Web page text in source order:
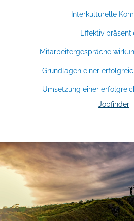
Interkulturelle
Effektiv
Mitarbeitergespräche
Grundlagen einer
Umsetzung einer
Jobfinder